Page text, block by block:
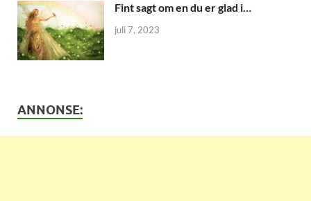
Fint sagt om en du er glad i…
juli 7, 2023
ANNONSE: